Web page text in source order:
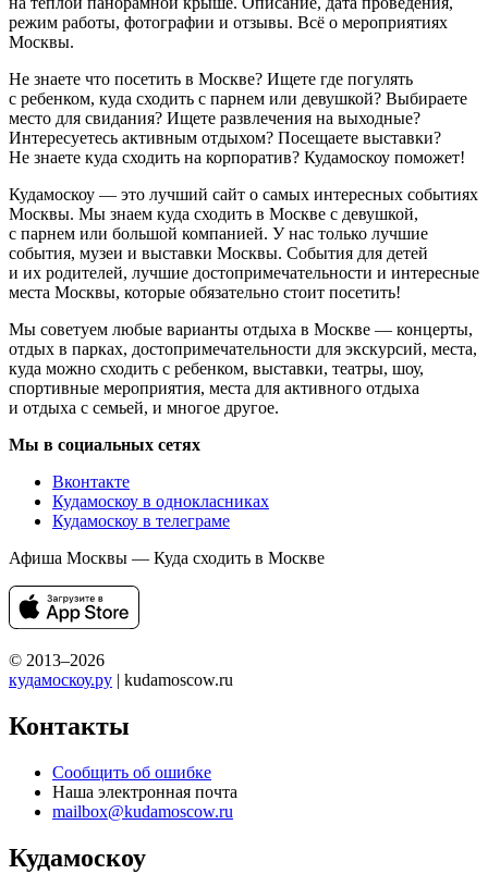
режим работы, фотографии и отзывы. Всё о мероприятиях
Москвы.
Не знаете что посетить в Москве? Ищете где погулять
с ребенком, куда сходить с парнем или девушкой? Выбираете
место для свидания? Ищете развлечения на выходные?
Интересуетесь активным отдыхом? Посещаете выставки?
Не знаете куда сходить на корпоратив? Кудамоскоу поможет!
Кудамоскоу — это лучший сайт о самых интересных событиях
Москвы. Мы знаем куда сходить в Москве с девушкой,
с парнем или большой компанией. У нас только лучшие
события, музеи и выставки Москвы. События для детей
и их родителей, лучшие достопримечательности и интересные
места Москвы, которые обязательно стоит посетить!
Мы советуем любые варианты отдыха в Москве — концерты,
отдых в парках, достопримечательности для экскурсий, места,
куда можно сходить с ребенком, выставки, театры, шоу,
спортивные мероприятия, места для активного отдыха
и отдыха с семьей, и многое другое.
Мы в социальных сетях
Вконтакте
Кудамоскоу в однокласниках
Кудамоскоу в телеграме
Афиша Москвы — Куда сходить в Москве
© 2013–2026
кудамоскоу.ру | kudamoscow.ru
Контакты
Сообщить об ошибке
Наша электронная почта
mailbox@kudamoscow.ru
Кудамоскоу